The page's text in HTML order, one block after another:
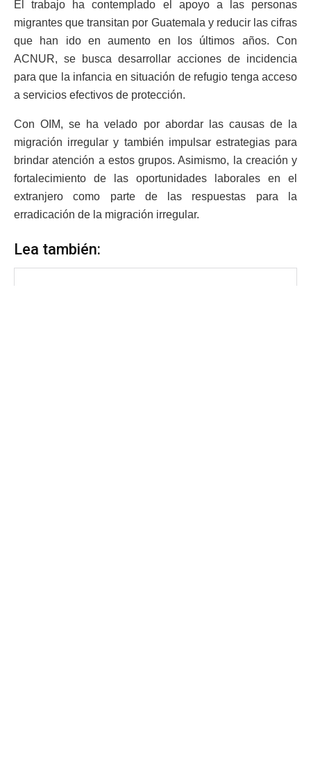
El trabajo ha contemplado el apoyo a las personas
migrantes que transitan por Guatemala y reducir las cifras
que han ido en aumento en los últimos años. Con
ACNUR, se busca desarrollar acciones de incidencia
para que la infancia en situación de refugio tenga acceso
a servicios efectivos de protección.
Con OIM, se ha velado por abordar las causas de la
migración irregular y también impulsar estrategias para
brindar atención a estos grupos. Asimismo, la creación y
fortalecimiento de las oportunidades laborales en el
extranjero como parte de las respuestas para la
erradicación de la migración irregular.
Lea también: